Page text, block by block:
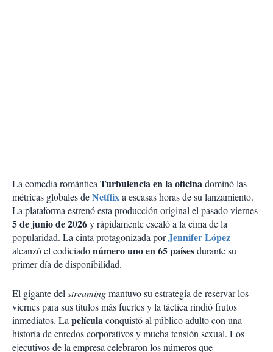
La comedia románticaTurbulencia en la oficinadominó las
métricas globales deNetflixa escasas horas de su lanzamiento.
La plataforma estrenó esta producción original el pasado viernes
5 de junio de 2026y rápidamente escaló a la cima de la
popularidad. La cinta protagonizada porJennifer López
alcanzó el codiciadonúmero uno en 65 paísesdurante su
primer día de disponibilidad.
El gigante delstreamingmantuvo su estrategia de reservar los
viernes para sus títulos más fuertes y la táctica rindió frutos
inmediatos. Lapelículaconquistó al público adulto con una
historia de enredos corporativos y mucha tensión sexual. Los
ejecutivos de la empresa celebraron los números que